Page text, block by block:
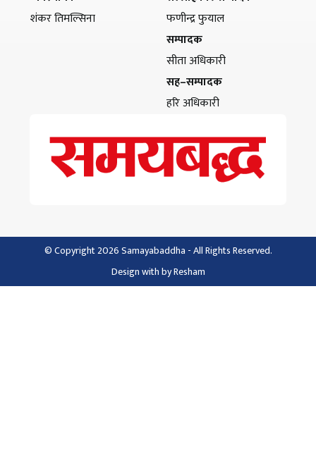
शंकर तिमल्सिना
फणीन्द्र फुयाल
सम्पादक
सीता अधिकारी
सह–सम्पादक
हरि अधिकारी
© Copyright 2026 Samayabaddha - All Rights Reserved.
Design withbyResham